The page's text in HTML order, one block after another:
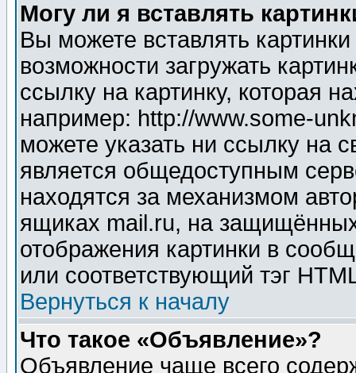
Могу ли я вставлять
Вы можете вставлять
возможности загружать
ссылку на картинку, которая
например: http://www.some-
можете указать ни ссылку на
является общедоступным
находятся за механизмом
ящиках mail.ru, на
отображения картинки в
или соответствующий тэг
Вернуться к началу
Что такое «Объявление»?
Объявление чаще всего